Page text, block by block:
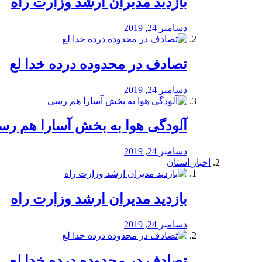
دسامبر 24, 2019
تصادف در محدوده درده خدا لع
دسامبر 24, 2019
آلودگی هوا به بخش آسارا هم
دسامبر 24, 2019
اخبار استان
بازدید مدیران ارشد وزارت راه
دسامبر 24, 2019